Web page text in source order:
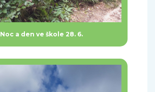
Noc a den ve škole 28. 6.